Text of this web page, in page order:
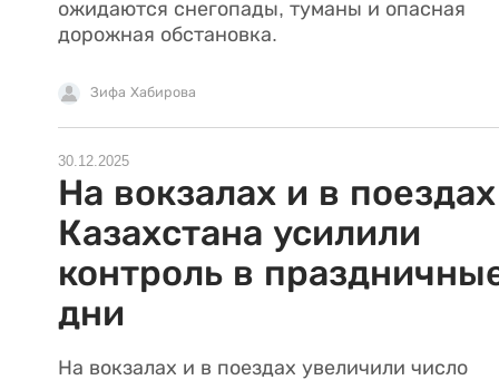
ожидаются снегопады, туманы и опасная
дорожная обстановка.
Зифа Хабирова
30.12.2025
На вокзалах и в поездах
Казахстана усилили
контроль в
дни
На вокзалах и в поездах увеличили число